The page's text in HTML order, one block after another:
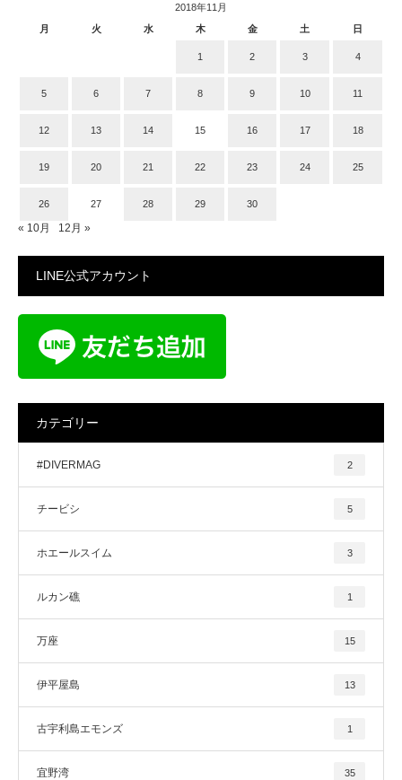
2018年11月
月
火 水 木 金 土 日
1 2 3 4
5 6 7 8 9 10 11
12 13 14 15 16 17 18
19 20 21 22 23 24 25
26 27 28 29 30
« 10月 12月 »
LINE公式アカウント
カテゴリー
#DIVERMAG 2
チービシ 5
ホエールスイム 3
ルカン礁 1
万座 15
伊平屋島 13
古宇利島エモンズ 1
宜野湾 35